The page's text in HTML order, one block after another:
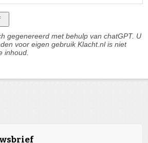
gegenereerd met behulp van chatGPT. U
voor eigen gebruik Klacht.nl is niet
inhoud.